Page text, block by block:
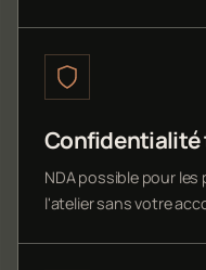
Confidentialité
NDA possible pour
l'atelier sans votre